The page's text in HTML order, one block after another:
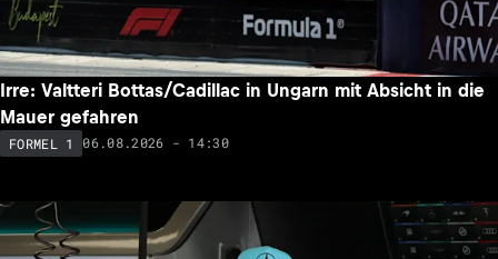
Irre: Valtteri Bottas/Cadillac in Ungarn mit Absicht in die
Mauer gefahren
FORMEL 1 06.08.2026 - 14:30